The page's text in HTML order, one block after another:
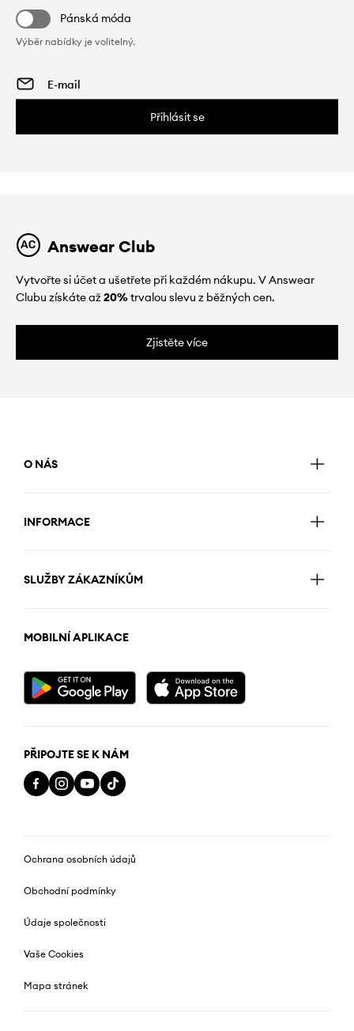
Pánská móda
Výběr nabídky je volitelný.
Přihlásit se
Answear Club
Vytvořte si účet a ušetřete při každém nákupu. V Answear
Clubu získáte až20%trvalou slevu z běžných cen.
Zjistěte více
O NÁS
INFORMACE
SLUŽBY ZÁKAZNÍKŮM
MOBILNÍ APLIKACE
PŘIPOJTE SE K NÁM
Ochrana osobních údajů
Obchodní podmínky
Údaje společnosti
Vaše Cookies
Mapa stránek